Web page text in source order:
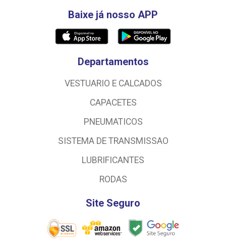
Baixe já nosso APP
Departamentos
VESTUARIO E CALCADOS
CAPACETES
PNEUMATICOS
SISTEMA DE TRANSMISSAO
LUBRIFICANTES
RODAS
Site Seguro